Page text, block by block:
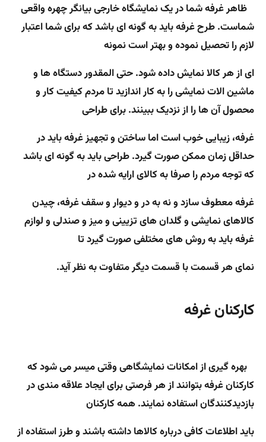
ظاهر غرفه شما در یک نمایشگاه خارجی بیانگر چهره واقعی
شماست. طرح غرفه باید به گونه ای باشد که برای شما اعتبار
لازم را تحصیل نموده و بهتر است نمونه
ای از هر کالا نمایش داده شود. حتی المقدور دستگاه ها و
ماشین الات نمایشی را به کار اندازید تا مردم کیفیت کار و
محصول آن ها را از نزدیک ببینند. برای طراحی
غرفه، زیبایی خوب است اما ساختن و تجهیز غرفه باید در
حداقل زمان ممکن صورت گیرد. طراحی باید به گونه ای باشد
که توجه مردم را صرفا به کالای ارایه شده در
غرفه معطوف سازد و نه به در و دیوار و سقف غرفه، چیدن
کالاهای نمایشی و گلدان های تزیینی و میز و صندلی و لوازم
غرفه باید به روش های مختلفی صورت گیرد تا
نمای هر قسمت با قسمت دیگر متفاوت به نظر آید.
کارکنان غرفه
بهره گیری از امکانات نمایشگاهی وقتی میسر می شود که
کارکنان غرفه بتوانند از هر فرصتی برای ایجاد علاقه مندی در
بازدیدکنندگان استفاده نمایند. همه کارکنان
باید اطلاعات کافی درباره کالاها داشته باشند و طرز استفاده از